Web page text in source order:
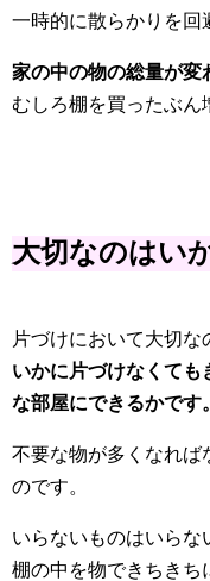
一時的に散らかりを回
家の中の物の総量が変
むしろ棚を買ったぶん
大切なのはい
片づけにおいて大切な
いかに片づけなくて
な部屋にできるかです。
不要な物が多くなれば
のです。
いらないものはいらな
棚の中を物できちきち